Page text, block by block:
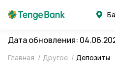
Дата обновления:
Главная / Другое / Депозиты